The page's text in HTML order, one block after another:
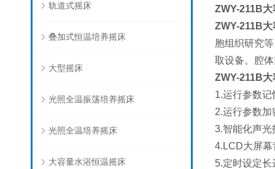
轨道式摇床
叠加式恒温培养摇床
大型摇床
光照全温振荡培养摇床
光照全温培养摇床
大容量水浴恒温摇床
ZWY-211B大
ZWY-211B大
胞组织研究
取设备。腔
ZWY-211B
1.运行参数
2.运行参数
3.智能化声光
4.LCD大屏
5.定时设定